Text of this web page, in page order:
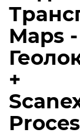
Maps
+